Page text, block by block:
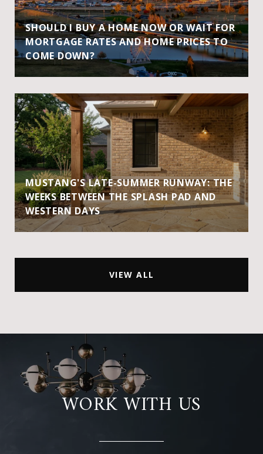
SHOULD I BUY A HOME NOW OR WAIT FOR
MORTGAGE RATES AND HOME PRICES TO
COME DOWN?
MUSTANG'S LATE-SUMMER RUNWAY: THE
WEEKS BETWEEN THE SPLASH PAD AND
WESTERN DAYS
VIEW ALL
WORK WITH US